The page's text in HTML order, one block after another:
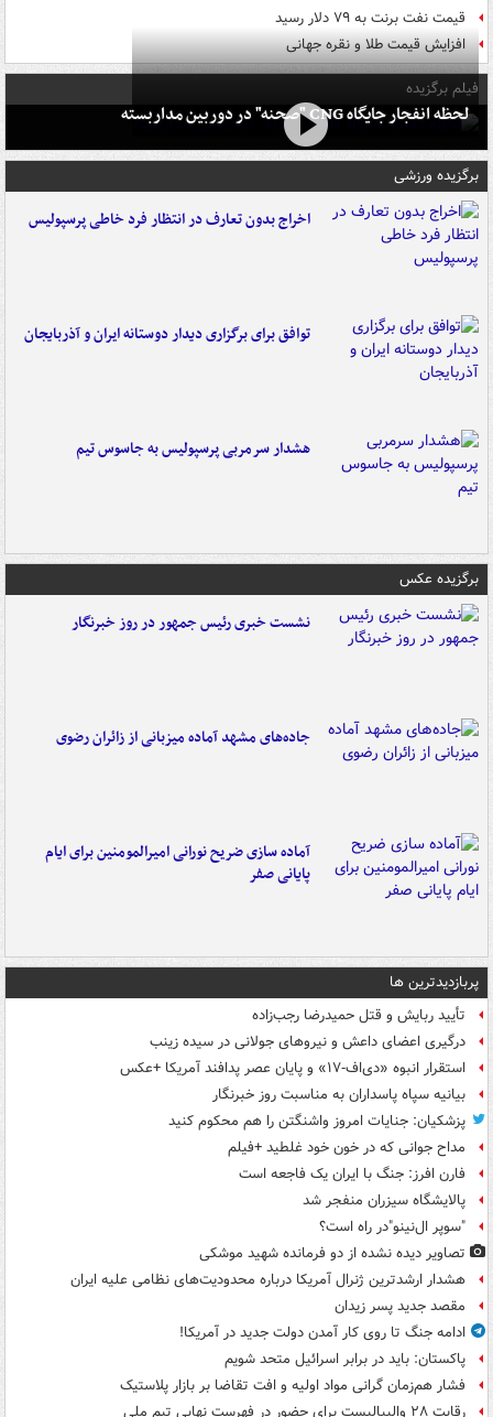
قیمت نفت برنت به ۷۹ دلار رسید
افزایش قیمت طلا و نقره جهانی
فیلم برگزیده
لحظه انفجار جایگاه CNG "صحنه" در دوربین مداربسته
برگزیده ورزشی
اخراج بدون تعارف در انتظار فرد خاطی پرسپولیس
توافق برای برگزاری دیدار دوستانه ایران و آذربایجان
هشدار سرمربی پرسپولیس به جاسوس تیم
برگزیده عکس
نشست خبری رئیس جمهور در روز خبرنگار
جاده‌های مشهد آماده میزبانی از زائران رضوی
آماده سازی ضریح نورانی امیرالمومنین برای ایام
پایانی صفر
پربازدیدترین ها
تأیید ربایش و قتل حمیدرضا رجب‌زاده
درگیری اعضای داعش و نیروهای جولانی در سیده زینب
استقرار انبوه «دی‌اف‑۱۷» و پایان عصر پدافند آمریکا +عکس
بیانیه سپاه پاسداران به مناسبت روز خبرنگار
پزشکیان: جنایات امروز واشنگتن را هم محکوم کنید
مداح جوانی که در خون خود غلطید +فیلم
فارن افرز: جنگ با ایران یک فاجعه است
پالایشگاه سیزران منفجر شد
"سوپر ال‌نینو"در راه است؟
تصاویر دیده‌ نشده از دو فرمانده شهید موشکی
هشدار ارشدترین ژنرال آمریکا درباره محدودیت‌های نظامی علیه ایران
مقصد جدید پسر زیدان
ادامه جنگ تا روی کار آمدن دولت جدید در آمریکا!
پاکستان: باید در برابر اسرائیل متحد شویم
فشار هم‌زمان گرانی مواد اولیه و افت تقاضا بر بازار پلاستیک
رقابت ۲۸ والیبالیست برای حضور در فهرست نهایی تیم ملی